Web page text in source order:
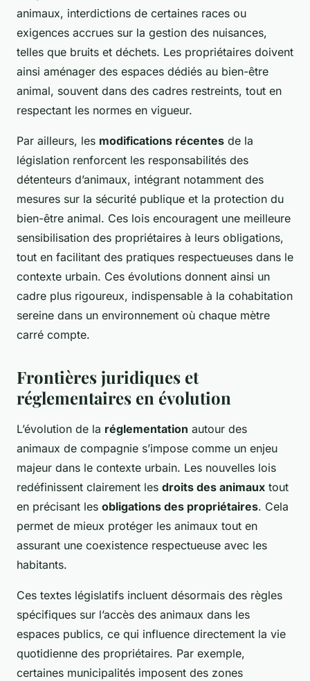
animaux, interdictions de certaines races ou
exigences accrues sur la gestion des nuisances,
telles que bruits et déchets. Les propriétaires doivent
ainsi aménager des espaces dédiés au bien-être
animal, souvent dans des cadres restreints, tout en
respectant les normes en vigueur.
Par ailleurs, les modifications récentes de la
législation renforcent les responsabilités des
détenteurs d’animaux, intégrant notamment des
mesures sur la sécurité publique et la protection du
bien-être animal. Ces lois encouragent une meilleure
sensibilisation des propriétaires à leurs obligations,
tout en facilitant des pratiques respectueuses dans le
contexte urbain. Ces évolutions donnent ainsi un
cadre plus rigoureux, indispensable à la cohabitation
sereine dans un environnement où chaque mètre
carré compte.
Frontières juridiques et
réglementaires en évolution
L’évolution de la réglementation autour des
animaux de compagnie s’impose comme un enjeu
majeur dans le contexte urbain. Les nouvelles lois
redéfinissent clairement les droits des animaux tout
en précisant les obligations des propriétaires. Cela
permet de mieux protéger les animaux tout en
assurant une coexistence respectueuse avec les
habitants.
Ces textes législatifs incluent désormais des règles
spécifiques sur l’accès des animaux dans les
espaces publics, ce qui influence directement la vie
quotidienne des propriétaires. Par exemple,
certaines municipalités imposent des zones